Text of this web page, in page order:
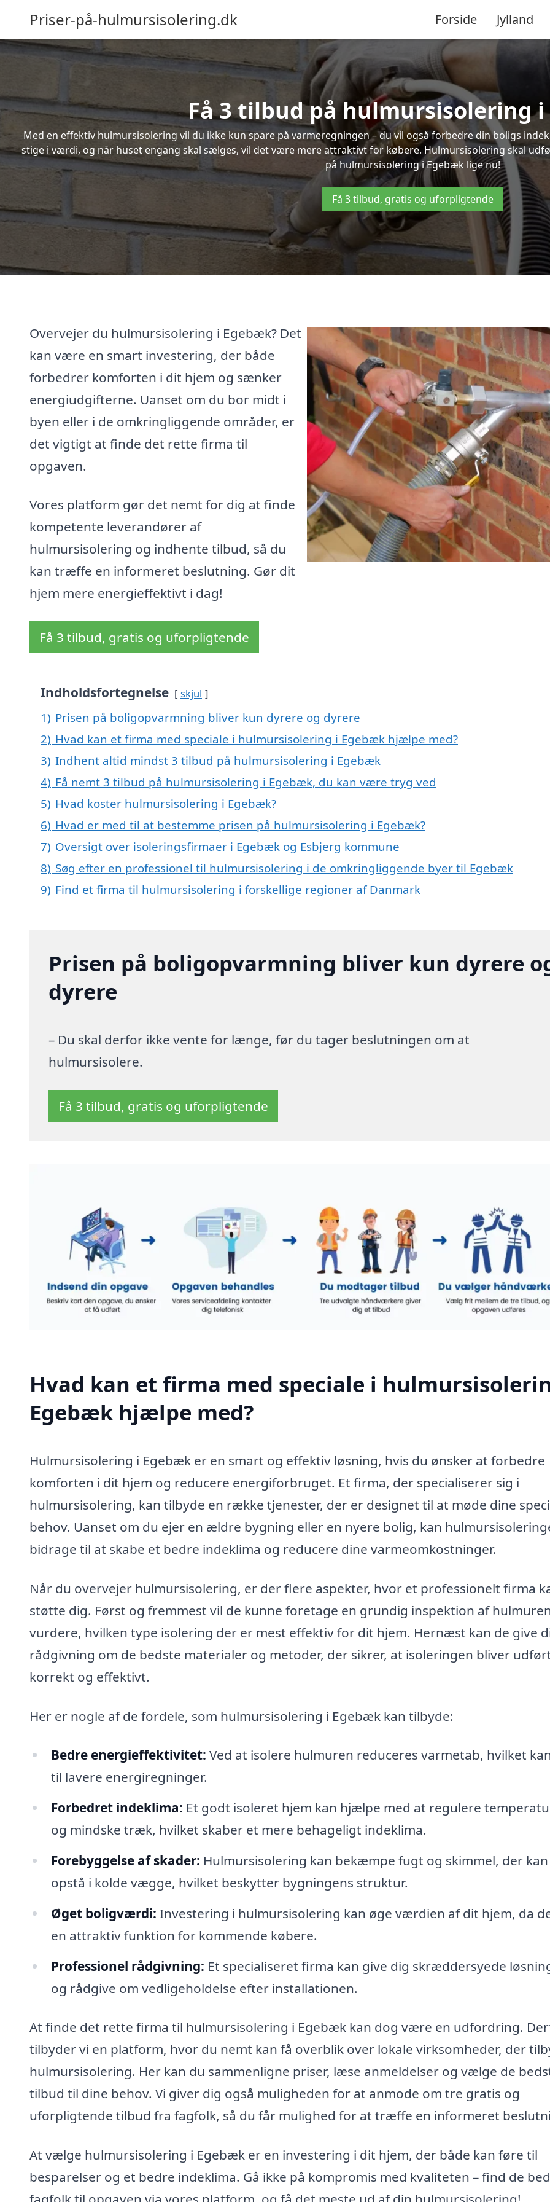
Priser-på-hulmursisolering.dk Forside Jylland
Få 3 tilbud på hulmursisolering
Med en effektiv hulmursisolering vil du ikke kun spare på varmeregningen – du vil også forbedre din boligs
stige i værdi, og når huset engang skal sælges, vil det være mere attraktivt for købere. Hulmursisolering skal
på hulmursisolering i Egebæk lige nu!
Få 3 tilbud, gratis og uforpligtende
Overvejer du hulmursisolering i Egebæk? Det
kan være en smart investering, der både
forbedrer komforten i dit hjem og sænker
energiudgifterne. Uanset om du bor midt i
byen eller i de omkringliggende områder, er
det vigtigt at finde det rette firma til
opgaven.
Vores platform gør det nemt for dig at finde
kompetente leverandører af
hulmursisolering og indhente tilbud, så du
kan træffe en informeret beslutning. Gør dit
hjem mere energieffektivt i dag!
Få 3 tilbud, gratis og uforpligtende
Indholdsfortegnelse skjul
1) Prisen på boligopvarmning bliver kun dyrere og dyrere
2) Hvad kan et firma med speciale i hulmursisolering i Egebæk hjælpe med?
3) Indhent altid mindst 3 tilbud på hulmursisolering i Egebæk
4) Få nemt 3 tilbud på hulmursisolering i Egebæk, du kan være tryg ved
5) Hvad koster hulmursisolering i Egebæk?
6) Hvad er med til at bestemme prisen på hulmursisolering i Egebæk?
7) Oversigt over isoleringsfirmaer i Egebæk og Esbjerg kommune
8) Søg efter en professionel til hulmursisolering i de omkringliggende byer til Egebæk
9) Find et firma til hulmursisolering i forskellige regioner af Danmark
Prisen på boligopvarmning bliver kun dyrere
dyrere
– Du skal derfor ikke vente for længe, før du tager beslutningen om at
hulmursisolere.
Få 3 tilbud, gratis og uforpligtende
Hvad kan et firma med speciale i
Egebæk hjælpe med?
Hulmursisolering i Egebæk er en smart og effektiv løsning, hvis du ønsker at forbedre
komforten i dit hjem og reducere energiforbruget. Et firma, der specialiserer sig i
hulmursisolering, kan tilbyde en række tjenester, der er designet til at møde dine
behov. Uanset om du ejer en ældre bygning eller en nyere bolig, kan
bidrage til at skabe et bedre indeklima og reducere dine varmeomkostninger.
Når du overvejer hulmursisolering, er der flere aspekter, hvor et professionelt firma
støtte dig. Først og fremmest vil de kunne foretage en grundig inspektion af
vurdere, hvilken type isolering der er mest effektiv for dit hjem. Hernæst kan de give
rådgivning om de bedste materialer og metoder, der sikrer, at isoleringen bliver
korrekt og effektivt.
Her er nogle af de fordele, som hulmursisolering i Egebæk kan tilbyde:
Bedre energieffektivitet: Ved at isolere hulmuren reduceres varmetab, hvilket
til lavere energiregninger.
Forbedret indeklima: Et godt isoleret hjem kan hjælpe med at regulere
og mindske træk, hvilket skaber et mere behageligt indeklima.
Forebyggelse af skader: Hulmursisolering kan bekæmpe fugt og skimmel, der kan
opstå i kolde vægge, hvilket beskytter bygningens struktur.
Øget boligværdi: Investering i hulmursisolering kan øge værdien af dit hjem, da
en attraktiv funktion for kommende købere.
Professionel rådgivning: Et specialiseret firma kan give dig skræddersyede
og rådgive om vedligeholdelse efter installationen.
At finde det rette firma til hulmursisolering i Egebæk kan dog være en udfordring.
tilbyder vi en platform, hvor du nemt kan få overblik over lokale virksomheder, der
hulmursisolering. Her kan du sammenligne priser, læse anmeldelser og vælge de
tilbud til dine behov. Vi giver dig også muligheden for at anmode om tre gratis og
uforpligtende tilbud fra fagfolk, så du får mulighed for at træffe en informeret
At vælge hulmursisolering i Egebæk er en investering i dit hjem, der både kan føre til
besparelser og et bedre indeklima. Gå ikke på kompromis med kvaliteten – find de